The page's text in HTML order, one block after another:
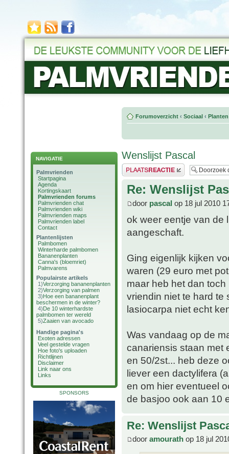
NAVIGATIE
Palmvrienden
Startpagina
Agenda
Kortingskaart
Palmvrienden forums
Palmvrienden chat
Palmvrienden wiki
Palmvrienden maps
Palmvrienden label
Contact
Plantenlijsten
Palmbomen
Winterharde palmbomen
Bananenplanten
Canna's (bloemriet)
Palmvarens
Populairste artikels
1)Verzorging bananenplanten
2)Verzorging van palmen
3)Hoe een bananenplant
beschermen in de winter?
4)De 10 winterhardste
palmbomen ter wereld
5)Zaaien van avocado
Handige pagina's
Exoten adressen
Veel gestelde vragen
Hoe foto's uploaden
Richtlijnen
Disclaimer
Link naar ons
Links
SPONSORS
Forumoverzicht ‹ Sociaal ‹
Wenslijst Pascal
Plaats een reactie
Re: Wenslijst
door pascal op 18 jul 2010
ok weer eentje van de
aangeschaft.
Ging eigenlijk kijken
waren (29 euro met
maar heb het dan
vriendin niet te hard
lasiocarpa niet echt
Was vandaag op de
canariensis staan met
en 50/2st... heb deze
liever een dactylifera
en om hier eventueel
de basjoo ook aan 10
Re: Wenslijst
door amourath op 18 jul